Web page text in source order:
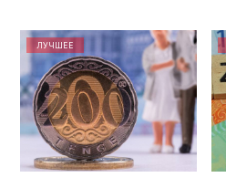
ЛУЧШЕЕ